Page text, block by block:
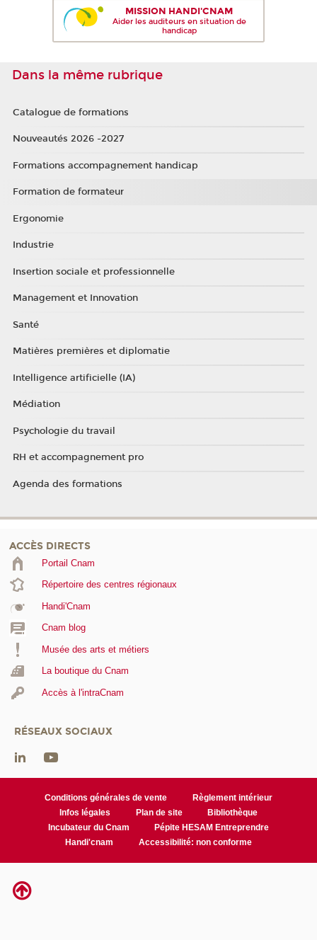
MISSION HANDI'CNAM
Aider les auditeurs en situation de
handicap
Dans la même rubrique
Catalogue de formations
Nouveautés 2026 -2027
Formations accompagnement handicap
Formation de formateur
Ergonomie
Industrie
Insertion sociale et professionnelle
Management et Innovation
Santé
Matières premières et diplomatie
Intelligence artificielle (IA)
Médiation
Psychologie du travail
RH et accompagnement pro
Agenda des formations
ACCÈS DIRECTS
Portail Cnam
Répertoire des centres régionaux
Handi'Cnam
Cnam blog
Musée des arts et métiers
La boutique du Cnam
Accès à l'intraCnam
RÉSEAUX SOCIAUX
Conditions générales de vente
Règlement intérieur
Infos légales
Plan de site
Bibliothèque
Incubateur du Cnam
Pépite HESAM Entreprendre
Handi'cnam
Accessibilité: non conforme